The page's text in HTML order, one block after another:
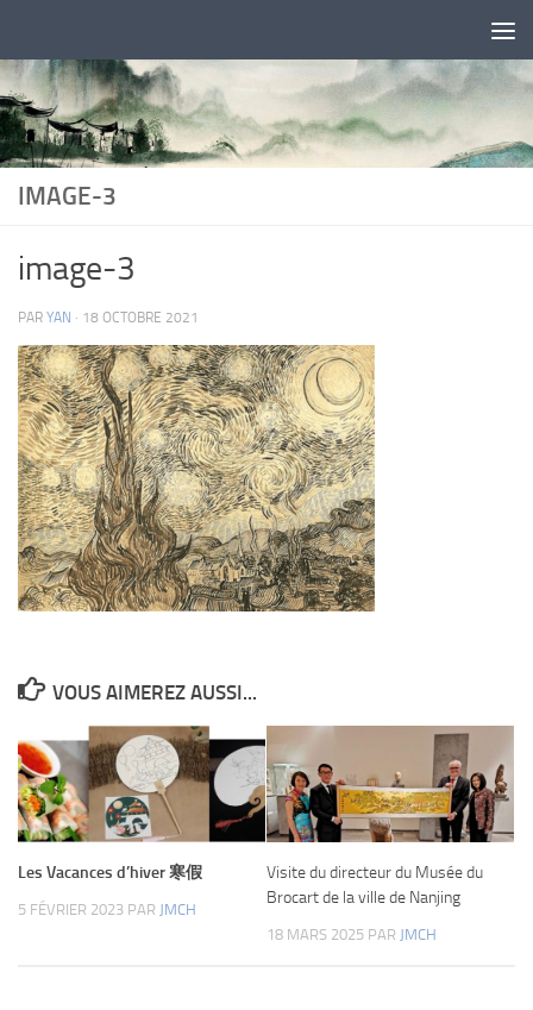
IMAGE-3
image-3
PAR YAN · 18 OCTOBRE 2021
VOUS AIMEREZ AUSSI...
Les Vacances d’hiver 寒假
5 FÉVRIER 2023 PAR JMCH
Visite du directeur du Musée du
Brocart de la ville de Nanjing
18 MARS 2025 PAR JMCH